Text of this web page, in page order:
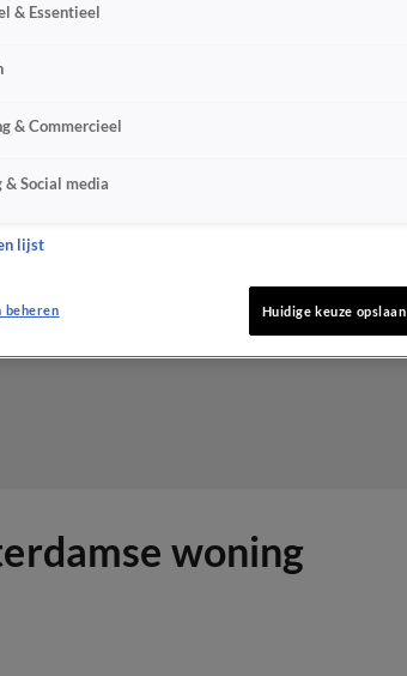
woning
& Essentieel
& Commercieel
Social media
lijst
beheren Huidige keuze opslaan